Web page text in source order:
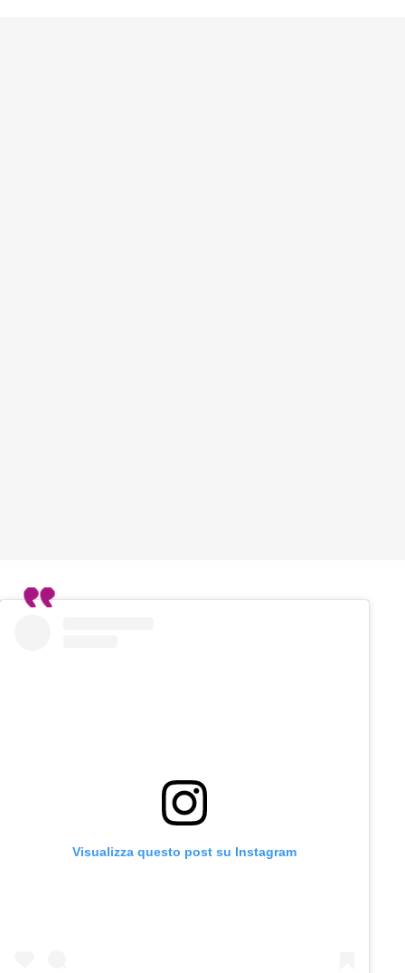
Visualizza questo post su Instagram